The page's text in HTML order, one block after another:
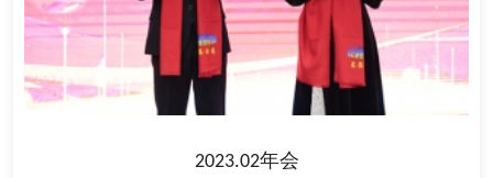
2023.02年会